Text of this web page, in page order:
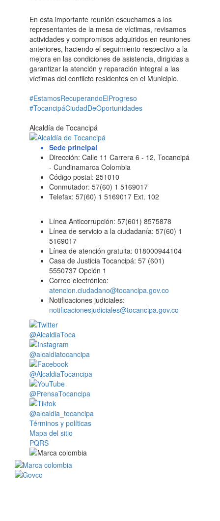
En esta importante reunión escuchamos a los
representantes de la mesa de víctimas, revisamos
actividades y compromisos adquiridos en reuniones
anteriores, haciendo el seguimiento respectivo a la
mejora en las condiciones de asistencia, dirigidas a
garantizar la atención y reparación integral a las
víctimas del conflicto residentes en el Municipio.
#EstamosRecuperandoElProgreso
#TocancipáCiudadDeOportunidades
Alcaldía de Tocancipá
Sede principal
Dirección: Calle 11 Carrera 6 - 12, Tocancipá
- Cundinamarca Colombia
Código postal: 251010
Conmutador: 57(60) 1 5169017
Telefax: 57(60) 1 5169017 Ext. 102
Línea Anticorrupción: 57(601) 8575878
Línea de servicio a la ciudadanía: 57(60) 1
5169017
Línea de atención gratuita: 018000944104
Casa de Justicia Tocancipá: 57 (601)
5550737 Opción 1
Correo electrónico:
atencion.ciudadano@tocancipa.gov.co
Notificaciones judiciales:
notificacionesjudiciales@tocancipa.gov.co
@AlcaldiaToca
@alcaldiatocancipa
@AlcaldiaTocancipa
@PrensaTocancipa
@alcaldia_tocancipa
Términos y políticas
Mapa del sitio
PQRS